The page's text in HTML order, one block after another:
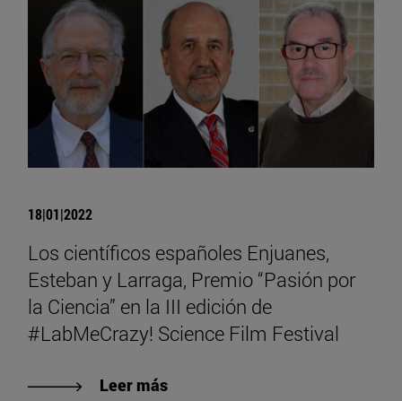
18|01|2022
Los científicos españoles Enjuanes,
Esteban y Larraga, Premio “Pasión por
la Ciencia” en la III edición de
#LabMeCrazy! Science Film Festival
Leer más